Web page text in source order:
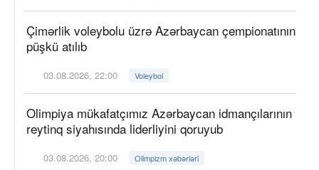
Çimərlik voleybolu üzrə Azərbaycan çempionatının
püşkü atılıb
03.08.2026, 22:00 Voleybol
Olimpiya mükafatçımız Azərbaycan idmançılarının
reytinq siyahısında liderliyini qoruyub
03.08.2026, 20:00 Olimpizm xəbərləri